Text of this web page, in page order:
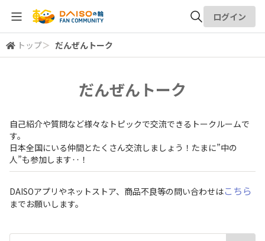
全体検索
ログイン
トップ＞ だんぜんトーク
だんぜんトーク
自己紹介や質問など様々なトピックで交流できるトークルームで
す。
日本全国にいる仲間とたくさん交流しましょう！たまに”中の
人”も参加します‥！
DAISOアプリやネットストア、商品不良等の問い合わせはこちら
までお願いします。